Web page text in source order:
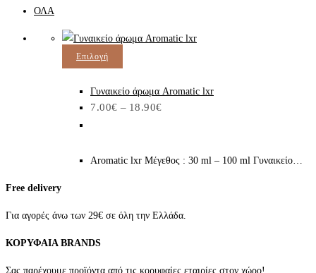
ΟΛΑ
Επιλογή
προϊόν
έχει
Οι
να
σελίδα
Γυναικείο άρωμα Aromatic lxr
7.00€ – 18.90€
range:
Aromatic lxr Μέγεθος : 30 ml – 100 ml Γυναικείο…
Free delivery
Για αγορές άνω των 29€ σε όλη την Ελλάδα.
ΚΟΡΥΦΑΙΑ BRANDS
Σας παρέχουμε προϊόντα από τις κορυφαίες εταιρίες στον χώρο!